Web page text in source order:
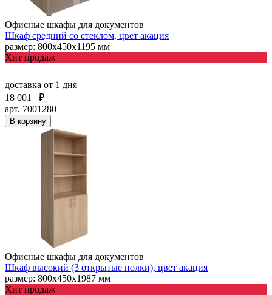
Офисные шкафы для документов
Шкаф средний со стеклом, цвет акация
размер: 800х450х1195 мм
Хит продаж
доставка от 1 дня
18 001
₽
арт. 7001280
В корзину
Офисные шкафы для документов
Шкаф высокий (3 открытые полки), цвет акация
размер: 800х450х1987 мм
Хит продаж